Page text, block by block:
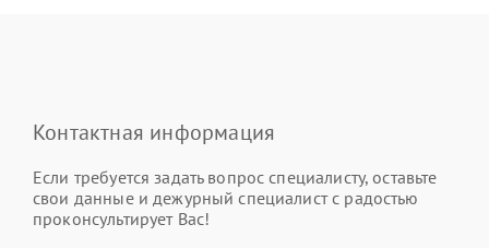
Контактная информация
Если требуется задать вопрос специалисту, оставьте
свои данные и дежурный специалист с радостью
проконсультирует Вас!